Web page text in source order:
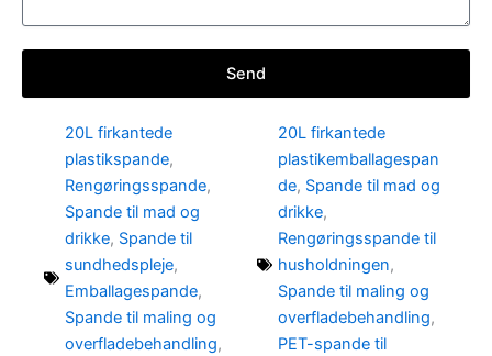
Send
20L firkantede
plastikspande,
Rengøringsspande,
Spande til mad og
drikke, Spande til
sundhedspleje,
Emballagespande,
Spande til maling og
overfladebehandling,
20L firkantede
plastikemballagespan
de, Spande til mad og
drikke,
Rengøringsspande til
husholdningen,
Spande til maling og
overfladebehandling,
PET-spande til